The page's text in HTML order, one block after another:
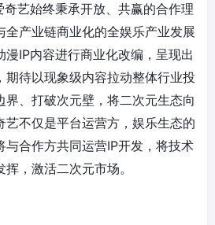
艺始终秉承开放、共赢的合作理
全产业链商业化的全娱乐产业发展
IP内容进行商业化改编，呈现出
期待以现象级内容拉动整体行业投
界、打破次元壁，将二次元生态向
艺不仅是平台运营方，娱乐生态的
与合作方共同运营IP开发，将技术
，激活二次元市场。